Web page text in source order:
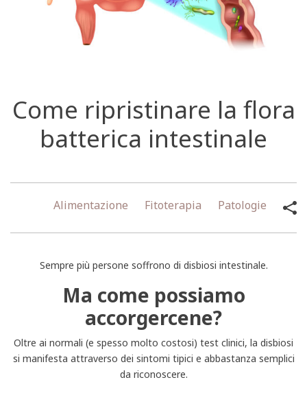
Come ripristinare la flora
batterica intestinale
Alimentazione Fitoterapia Patologie
Sempre più persone soffrono di disbiosi intestinale.
Ma come possiamo
accorgercene?
Oltre ai normali (e spesso molto costosi) test clinici, la disbiosi
si manifesta attraverso dei sintomi tipici e abbastanza semplici
da riconoscere.